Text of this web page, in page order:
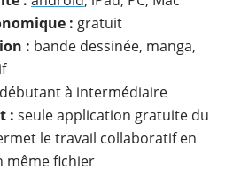
: gratuit
: bande dessinée, manga,
débutant à intermédiaire
: seule application gratuite du
le travail collaboratif en
même fichier